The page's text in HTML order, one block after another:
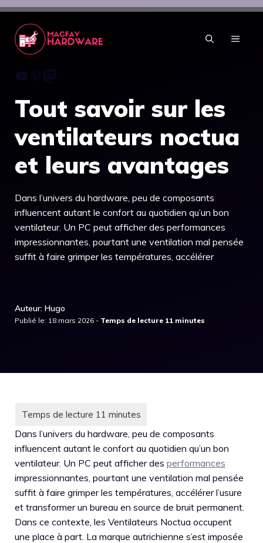
Aller
contenu
MENU
Youtube
Pinterest
Mastodon
Tout savoir sur les
ventilateurs noctua
et leurs avantages
Dans l’univers du hardware, peu de composants
influencent autant le confort au quotidien qu’un bon
ventilateur. Un PC peut afficher des performances
impressionnantes, pourtant une ventilation mal pensée
suffit à faire grimper les températures, accélérer
Auteur: Hugo
Publié le: 18 mars 2026 -
Dans l’univers du hardware, peu de composants
influencent autant le confort au quotidien qu’un bon
ventilateur. Un PC peut afficher des performances
impressionnantes, pourtant une ventilation mal pensée
suffit à faire grimper les températures, accélérer l’usure
et transformer un bureau en source de bruit permanent.
Dans ce contexte, les Ventilateurs Noctua occupent
une place à part. La marque autrichienne s’est imposée